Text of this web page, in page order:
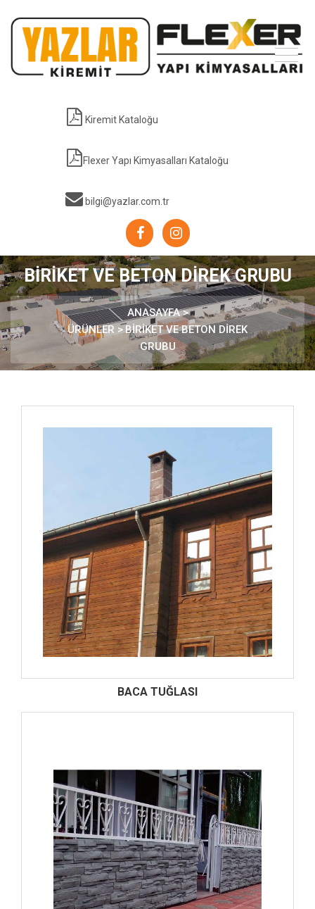
Kiremit Kataloğu
Flexer Yapı Kimyasalları Kataloğu
bilgi@yazlar.com.tr
BİRİKET VE BETON DİREK GRUBU
ANASAYFA >
ÜRÜNLER > BİRİKET VE BETON DİREK
GRUBU
BACA TUĞLASI